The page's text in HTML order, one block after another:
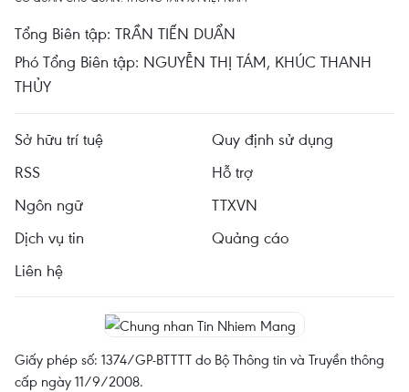
Tổng Biên tập: TRẦN TIẾN DUẨN
Phó Tổng Biên tập: NGUYỄN THỊ TÁM, KHÚC THANH
THỦY
Sở hữu trí tuệ
Quy định sử dụng
RSS
Hỗ trợ
Ngôn ngữ
TTXVN
Dịch vụ tin
Quảng cáo
Liên hệ
Giấy phép số: 1374/GP-BTTTT do Bộ Thông tin và Truyền thông
cấp ngày 11/9/2008.